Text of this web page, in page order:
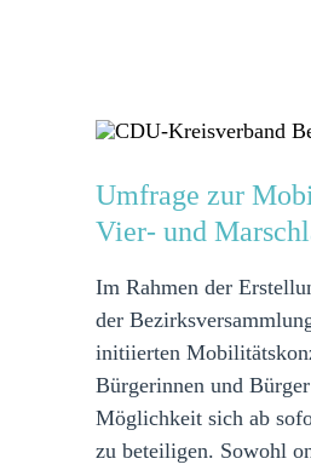
Umfrage zur
Vier- und
Im Rahmen der
der
initiierten
Bürgerinnen und
Möglichkeit sich ab
zu beteiligen. Sowohl